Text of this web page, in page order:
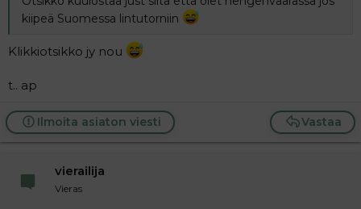
kiipeä Suomessa lintutorniin
Klikkiotsikko jy nou
t.. ap
Vastaa
Ilmoita asiaton viesti
vierailija
Vieras